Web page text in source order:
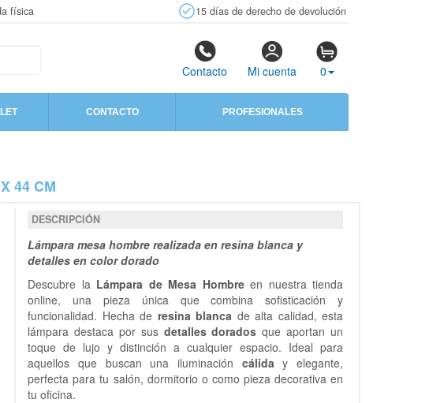
física 15 días de derecho de devolución
Contacto Mi cuenta 0
CONTACTO PROFESIONALES
44 CM
DESCRIPCIÓN
Lámpara mesa hombre realizada en resina blanca y
detalles en color dorado
Descubre la Lámpara de Mesa Hombreen nuestra tienda
online, una pieza única que combina sofisticación y
funcionalidad. Hecha de resina blanca de alta calidad, esta
lámpara destaca por sus detalles dorados que aportan un
toque de lujo y distinción a cualquier espacio. Ideal para
aquellos que buscan una iluminación cáliday elegante,
perfecta para tu salón, dormitorio o como pieza decorativa en
tu oficina.